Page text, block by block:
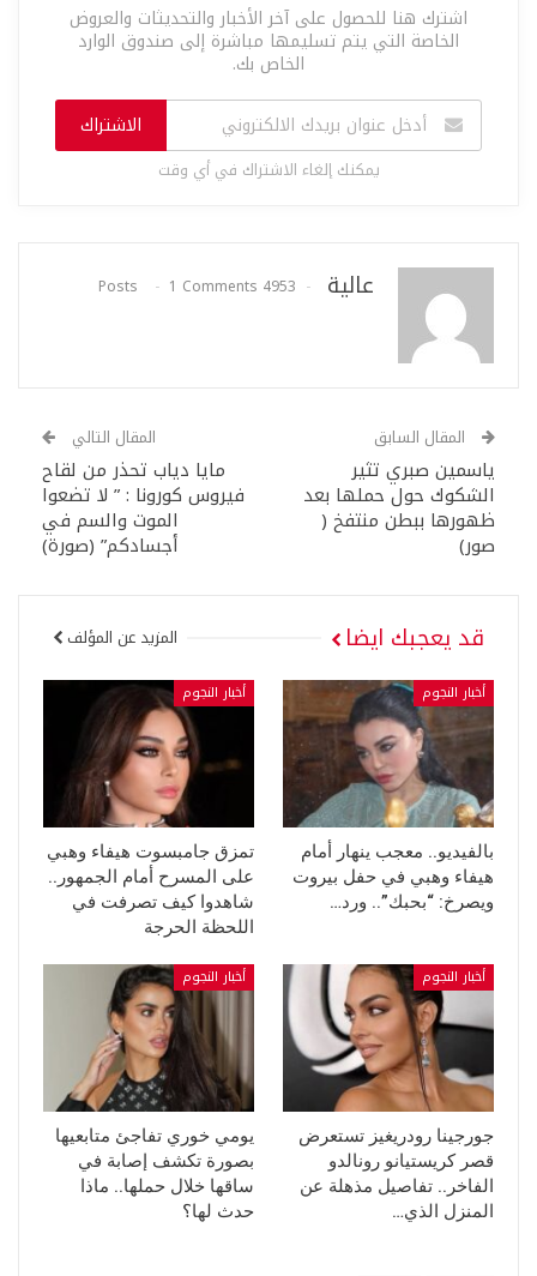
اشترك هنا للحصول على آخر الأخبار والتحديثات والعروض
الخاصة التي يتم تسليمها مباشرة إلى صندوق الوارد
الخاص بك.
الاشتراك
يمكنك إلغاء الاشتراك في أي وقت
عالية 4953 Posts
1 Comments
المقال السابق
ياسمين صبري تثير
الشكوك حول حملها بعد
ظهورها ببطن منتفخ (
صور)
المقال التالي
مايا دياب تحذر من لقاح
فيروس كورونا : ” لا تضعوا
الموت والسم في
أجسادكم” (صورة)
قد يعجبك ايضا المزيد عن المؤلف
أخبار النجوم
بالفيديو.. معجب ينهار أمام
هيفاء وهبي في حفل بيروت
ويصرخ: “بحبك”.. ورد…
أخبار النجوم
تمزق جامبسوت هيفاء وهبي
على المسرح أمام الجمهور..
شاهدوا كيف تصرفت في
اللحظة الحرجة
أخبار النجوم
جورجينا رودريغيز تستعرض
قصر كريستيانو رونالدو
الفاخر.. تفاصيل مذهلة عن
المنزل الذي…
أخبار النجوم
يومي خوري تفاجئ متابعيها
بصورة تكشف إصابة في
ساقها خلال حملها.. ماذا
حدث لها؟